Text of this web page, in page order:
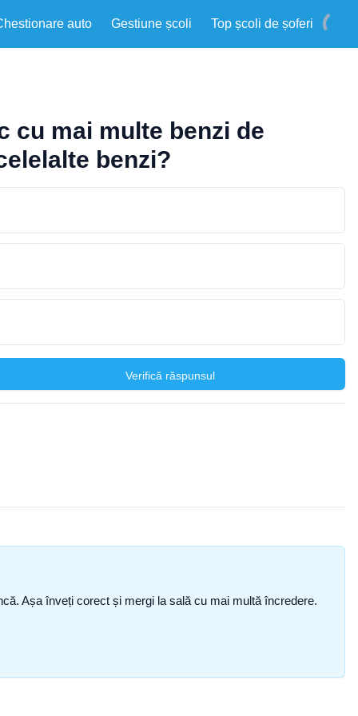
auto Gestiune școli Top școli de șoferi
cu mai multe benzi de
benzi?
Verifică răspunsul
Așa înveți corect și mergi la sală cu mai multă încredere.